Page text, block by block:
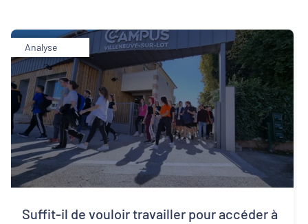
Analyse
Suffit-il de vouloir travailler pour accéder à